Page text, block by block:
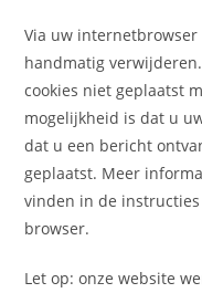
Via uw
handmatig
cookies niet geplaatst
mogelijkheid is dat u
dat u een bericht
geplaatst. Meer
vinden in de
browser.
Let op: onze website